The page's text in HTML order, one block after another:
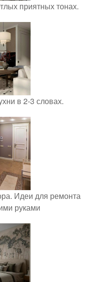
приятных тонах.
в 2-3 словах.
Идеи для ремонта
руками